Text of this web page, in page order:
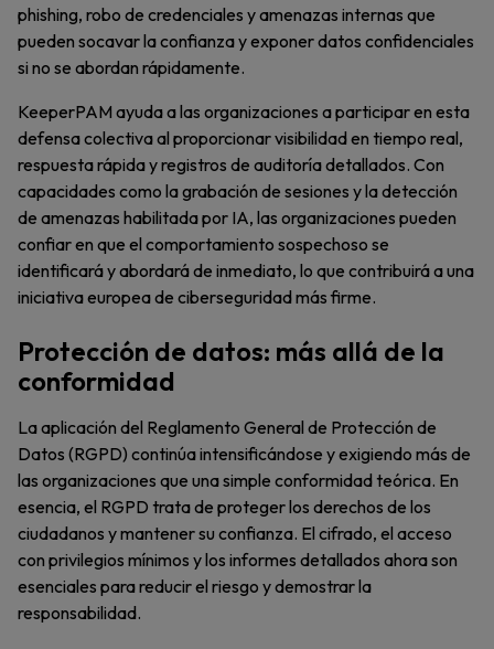
phishing, robo de credenciales y amenazas internas que
pueden socavar la confianza y exponer datos confidenciales
si no se abordan rápidamente.
KeeperPAM ayuda a las organizaciones a participar en esta
defensa colectiva al proporcionar visibilidad en tiempo real,
respuesta rápida y registros de auditoría detallados. Con
capacidades como la grabación de sesiones y la detección
de amenazas habilitada por IA, las organizaciones pueden
confiar en que el comportamiento sospechoso se
identificará y abordará de inmediato, lo que contribuirá a una
iniciativa europea de ciberseguridad más firme.
Protección de datos: más allá de la
conformidad
La aplicación del Reglamento General de Protección de
Datos (RGPD) continúa intensificándose y exigiendo más de
las organizaciones que una simple conformidad teórica. En
esencia, el RGPD trata de proteger los derechos de los
ciudadanos y mantener su confianza. El cifrado, el acceso
con privilegios mínimos y los informes detallados ahora son
esenciales para reducir el riesgo y demostrar la
responsabilidad.